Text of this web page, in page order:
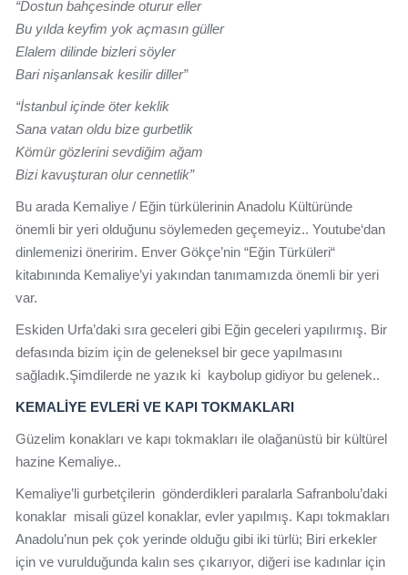
“Dostun bahçesinde oturur eller
Bu yılda keyfim yok açmasın güller
Elalem dilinde bizleri söyler
Bari nişanlansak kesilir diller”
“İstanbul içinde öter keklik
Sana vatan oldu bize gurbetlik
Kömür gözlerini sevdiğim ağam
Bizi kavuşturan olur cennetlik”
Bu arada Kemaliye / Eğin türkülerinin Anadolu Kültüründe
önemli bir yeri olduğunu söylemeden geçemeyiz.. Youtube‘dan
dinlemenizi öneririm. Enver Gökçe’nin “Eğin Türküleri“
kitabınında Kemaliye’yi yakından tanımamızda önemli bir yeri
var.
Eskiden Urfa’daki sıra geceleri gibi Eğin geceleri yapılırmış. Bir
defasında bizim için de geleneksel bir gece yapılmasını
sağladık.Şimdilerde ne yazık ki kaybolup gidiyor bu gelenek..
KEMALİYE EVLERİ VE KAPI TOKMAKLARI
Güzelim konakları ve kapı tokmakları ile olağanüstü bir kültürel
hazine Kemaliye..
Kemaliye’li gurbetçilerin gönderdikleri paralarla Safranbolu’daki
konaklar misali güzel konaklar, evler yapılmış. Kapı tokmakları
Anadolu’nun pek çok yerinde olduğu gibi iki türlü; Biri erkekler
için ve vurulduğunda kalın ses çıkarıyor, diğeri ise kadınlar için